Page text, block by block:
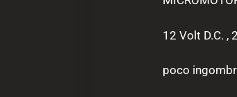
12 Volt D.C. ,
poco